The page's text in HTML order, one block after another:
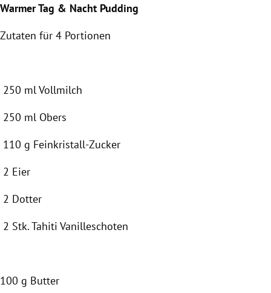
Warmer Tag & Nacht Pudding
Zutaten für 4 Portionen
250 ml Vollmilch
250 ml Obers
110 g Feinkristall-Zucker
2 Eier
2 Dotter
2 Stk. Tahiti Vanilleschoten
100 g Butter